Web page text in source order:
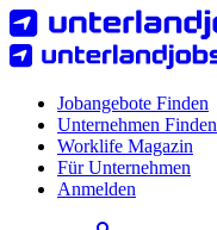
Jobangebote Finden
Unternehmen Finden
Worklife Magazin
Für Unternehmen
Anmelden